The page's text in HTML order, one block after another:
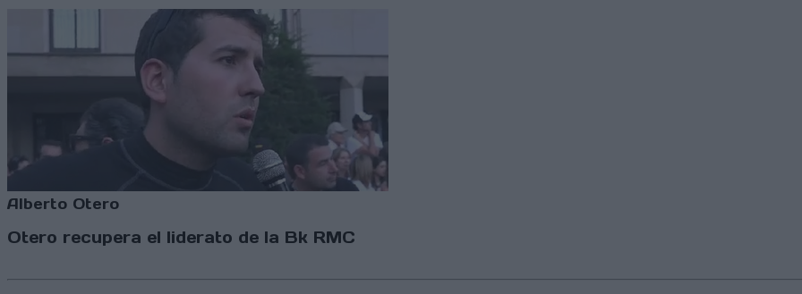
Alberto Otero
Otero recupera el liderato de la Bk RMC